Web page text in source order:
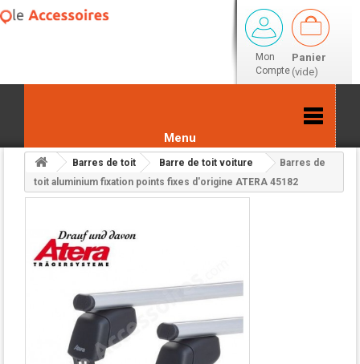
Mon
Compte
Panier
(vide)
Menu
Barres de toit Barre de toit voiture
Barres de
toit aluminium fixation points fixes d'origine ATERA 45182
Retour aux résultats